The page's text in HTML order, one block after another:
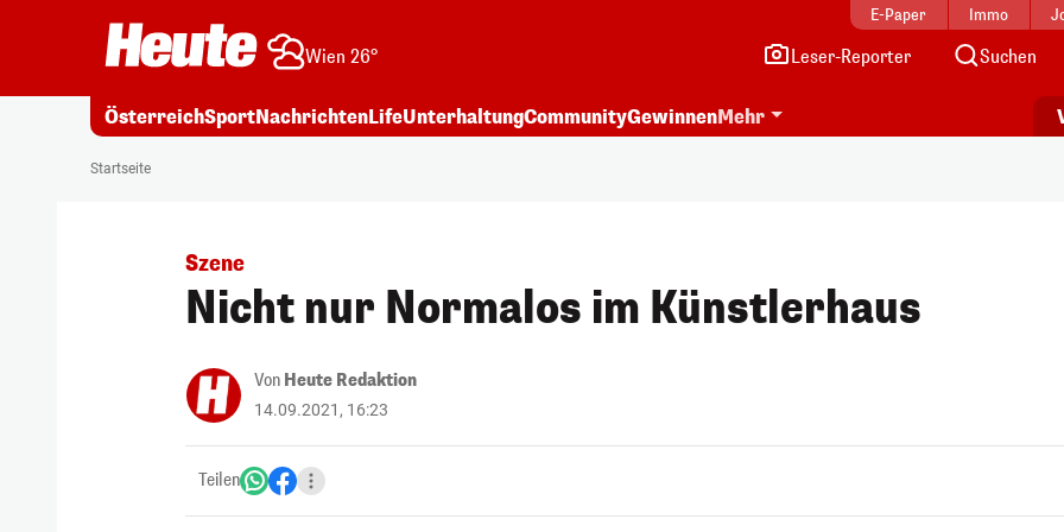
E-Paper Immo
Wien 26° Leser-Reporter Suchen
ÖsterreichSportNachrichtenLifeUnterhaltungCommunityGewinnenMehr
Startseite
Szene
Nicht nur Normalos im Künstlerhaus
Von Heute Redaktion
14.09.2021, 16:23
Teilen